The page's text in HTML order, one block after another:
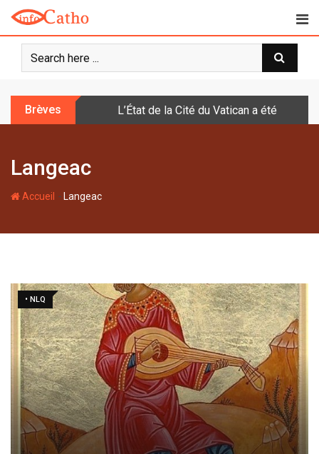
o
Brèves L’État de la Cité du Vatican a été doté
Langeac
Accueil - Langeac
• NLQ